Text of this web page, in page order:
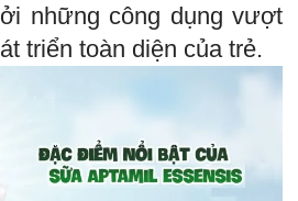
những công dụng vượt
triển toàn diện của trẻ.